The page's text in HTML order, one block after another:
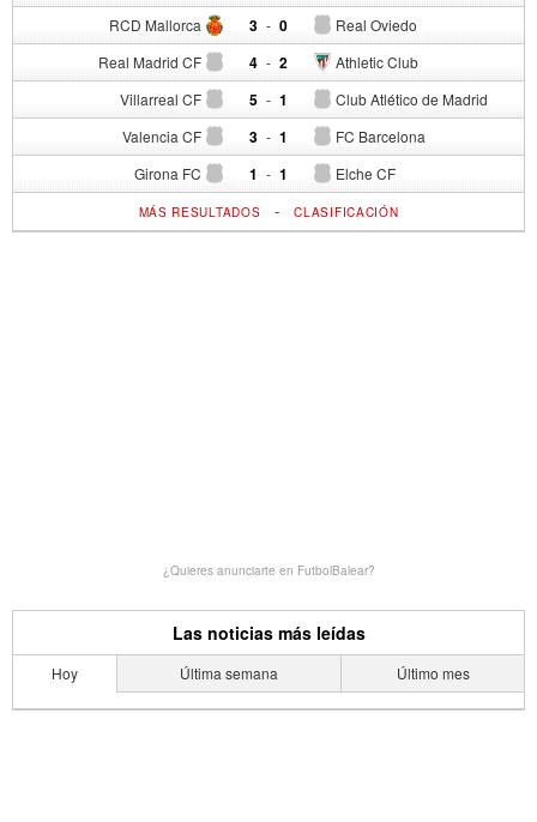
RCD Mallorca 3 - Real Oviedo
0
Real Madrid CF 4 - Athletic Club
2
Villarreal CF 5 - Club Atlético de Madrid
1
Valencia CF 3 - FC Barcelona
1
Girona FC 1 - Elche CF
1
MÁS RESULTADOS -CLASIFICACIÓN
¿Quieres anunciarte en FutbolBalear?
Las noticias más leídas
Hoy Última semana Último mes